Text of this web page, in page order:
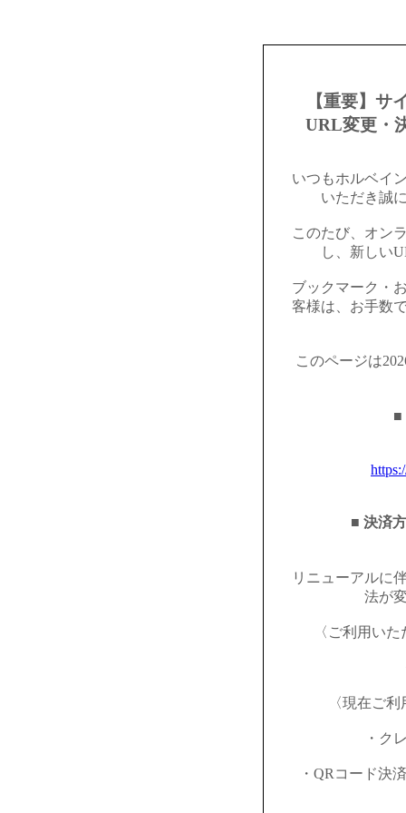
【重要】サ
URL変更・
いつもホルベイ
いただき誠
このたび、オン
し、新しい
ブックマーク・
客様は、お手数
このページは
■
■ 決済
リニューアルに
法が
〈ご利用い
〈現在ご
・ク
・QRコード決